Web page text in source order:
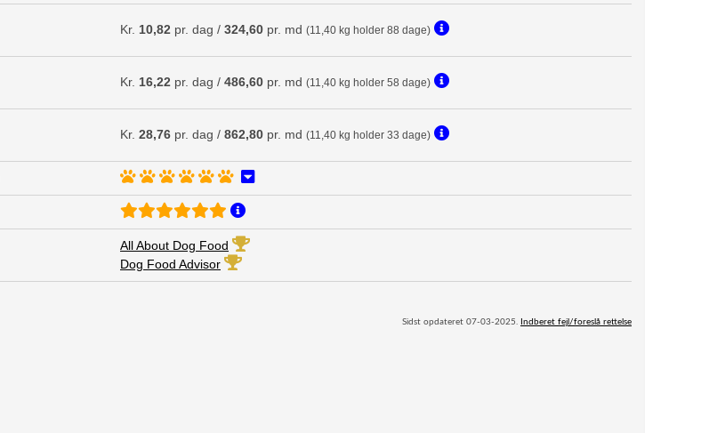
Kr. 10,82 pr. dag / 324,60 pr. md (11,40 kg holder 88 dage)
Kr. 16,22 pr. dag / 486,60 pr. md (11,40 kg holder 58 dage)
Kr. 28,76 pr. dag / 862,80 pr. md (11,40 kg holder 33 dage)
All About Dog Food
Dog Food Advisor
Sidst opdateret 07-03-2025. Indberet fejl/foreslå rettelse